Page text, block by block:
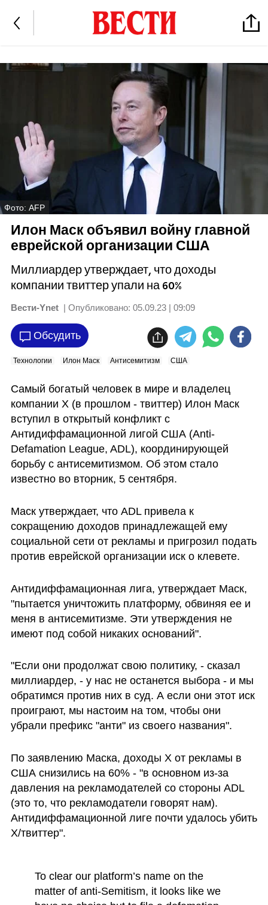
Фото: AFP
Илон Маск объявил войну главной
еврейской организации США
Миллиардер утверждает, что доходы
компании твиттер упали на 60%
Вести-Ynet | Опубликовано: 05.09.23 | 09:09
Обсудить
Технологии Илон Маск Антисемитизм США
Самый богатый человек в мире и владелец
компании X (в прошлом - твиттер) Илон Маск
вступил в открытый конфликт с
Антидиффамационной лигой США (Anti-
Defamation League, ADL), координирующей
борьбу с антисемитизмом. Об этом стало
известно во вторник, 5 сентября.
Маск утверждает, что ADL привела к
сокращению доходов принадлежащей ему
социальной сети от рекламы и пригрозил подать
против еврейской организации иск о клевете.
Антидиффамационная лига, утверждает Маск,
"пытается уничтожить платформу, обвиняя ее и
меня в антисемитизме. Эти утверждения не
имеют под собой никаких оснований".
"Если они продолжат свою политику, - сказал
миллиардер, - у нас не останется выбора - и мы
обратимся против них в суд. А если они этот иск
проиграют, мы настоим на том, чтобы они
убрали префикс "анти" из своего названия".
По заявлению Маска, доходы X от рекламы в
США снизились на 60% - "в основном из-за
давления на рекламодателей со стороны ADL
(это то, что рекламодатели говорят нам).
Антидиффамационной лиге почти удалось убить
Х/твиттер".
To clear our platform’s name on the
matter of anti-Semitism, it looks like we